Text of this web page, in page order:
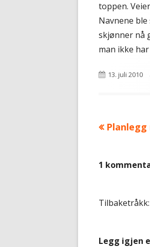
toppen.
Navnene
skjønner nå
man ikke
Publisert
13. juli 2010
Forrige
1
Tilbaketråkk:
Legg igjen